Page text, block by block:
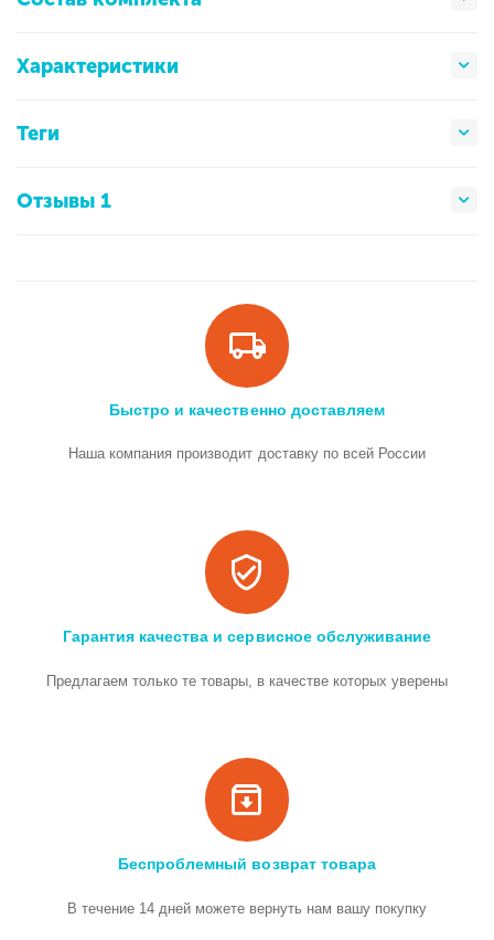
Характеристики
Теги
Отзывы 1
Быстро и качественно доставляем
Наша компания производит доставку по всей России
Гарантия качества и сервисное обслуживание
Предлагаем только те товары, в качестве которых уверены
Беспроблемный возврат товара
В течение 14 дней можете вернуть нам вашу покупку